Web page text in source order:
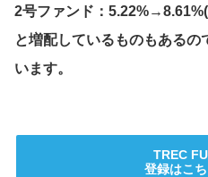
2号ファンド：
と増配しているものもある
います。
TREC
登録はこち